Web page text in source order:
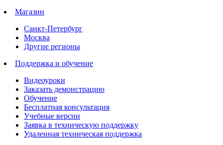
Магазин
Санкт-Петербург
Москва
Другие регионы
Поддержка и обучение
Видеоуроки
Заказать демонстрацию
Обучение
Бесплатная консультация
Учебные версии
Заявка в техническую поддержку
Удаленная техническая поддержка